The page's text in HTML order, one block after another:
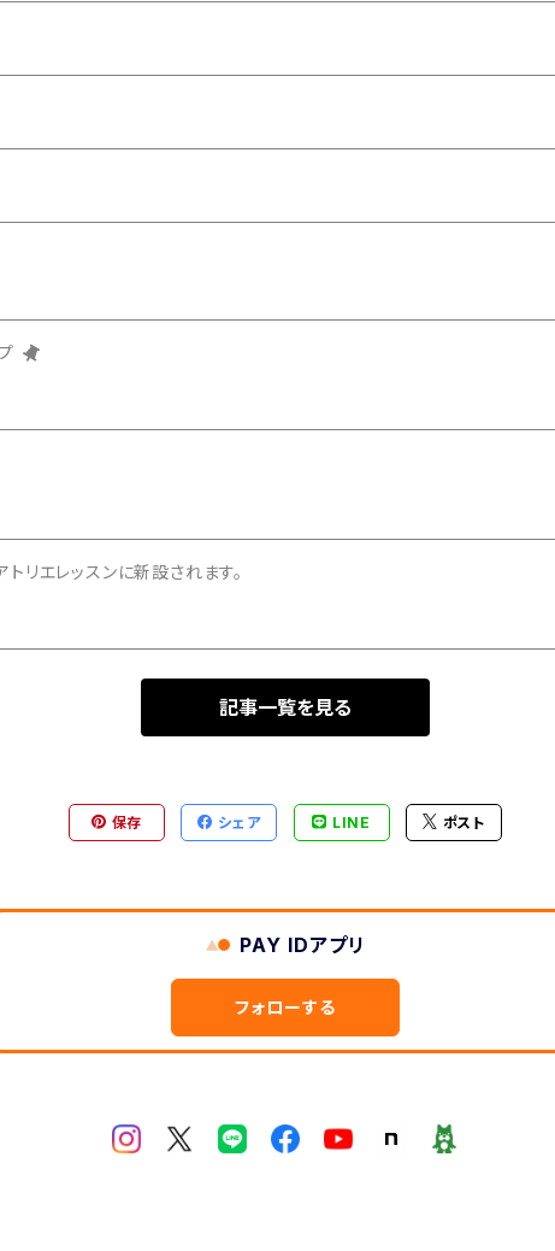
リエレッスンに新設されます。
記事一覧を見る
保存 シェア LINE ポスト
PAY IDアプリ
フォローする